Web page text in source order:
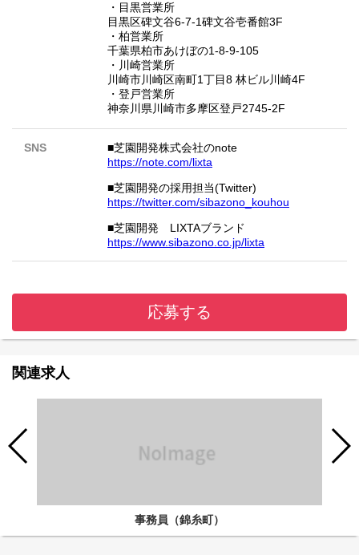
・目黒営業所
目黒区碑文谷6-7-1碑文谷壱番館3F
・柏営業所
千葉県柏市あけぼの1-8-9-105
・川崎営業所
川崎市川崎区南町1丁目8 林ビル川崎4F
・登戸営業所
神奈川県川崎市多摩区登戸2745-2F
SNS
■芝園開発株式会社のnote
https://note.com/lixta
■芝園開発の採用担当(Twitter)
https://twitter.com/sibazono_kouhou
■芝園開発 LIXTAブランド
https://www.sibazono.co.jp/lixta
応募する
関連求人
事務員（錦糸町）